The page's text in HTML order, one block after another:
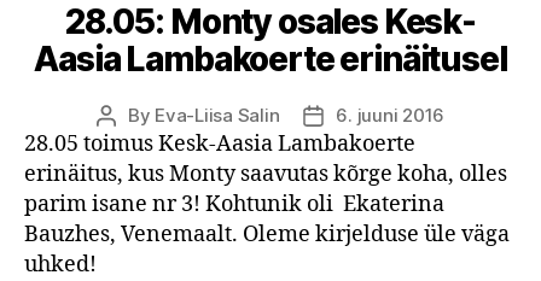
28.05: Monty osales Kesk-
Aasia Lambakoerte erinäitusel
Post
author
By Eva-Liisa Salin
Post
date
6. juuni 2016
28.05 toimus Kesk-Aasia Lambakoerte
erinäitus, kus Monty saavutas kõrge koha, olles
parim isane nr 3! Kohtunik oli Ekaterina
Bauzhes, Venemaalt. Oleme kirjelduse üle väga
uhked!